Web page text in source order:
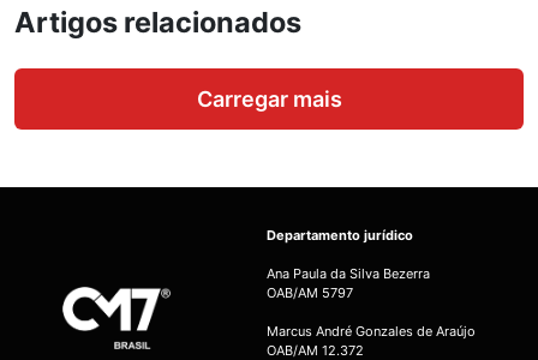
Artigos relacionados
Carregar mais
Departamento jurídico
Ana Paula da Silva Bezerra
OAB/AM 5797
Marcus André Gonzales de Araújo
OAB/AM 12.372